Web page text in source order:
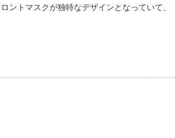
ントマスクが独特なデザインとなっていて、